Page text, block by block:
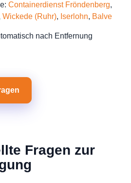
Containerdienst Fröndenberg,
Wickede (Ruhr), Iserlohn, Balve
nach Entfernung
Fragen zur